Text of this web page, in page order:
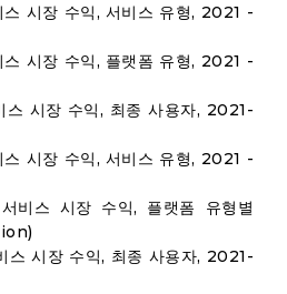
시장 수익, 서비스 유형, 2021 -
시장 수익, 플랫폼 유형, 2021 -
스 시장 수익, 최종 사용자, 2021-
시장 수익, 서비스 유형, 2021 -
비스 시장 수익, 플랫폼 유형별
스 시장 수익, 최종 사용자, 2021-